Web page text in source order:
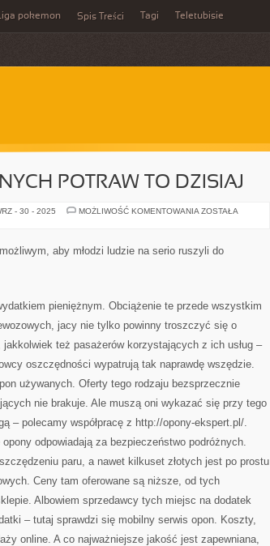
pokemon Spis Treści Tagi Teletubisie
POTRAW TO DZISIAJ
- 30 - 2025 MOŻLIWOŚĆ KOMENTOWANIA PICHCENIE
DZISIAJ
ZOSTAŁA
aby młodzi ludzie na serio ruszyli do
pieniężnym. Obciążenie te przede wszystkim
jacy nie tylko powinny troszczyć się o
jakkolwiek też pasażerów korzystających z ich usług –
oszczędności wypatrują tak naprawdę wszędzie.
używanych. Oferty tego rodzaju bezsprzecznie
nie brakuje. Ale muszą oni wykazać się przy tego
– polecamy współpracę z http://opony-ekspert.pl/.
odpowiadają za bezpieczeństwo podróżnych.
paru, a nawet kilkuset złotych jest po prostu
Ceny tam oferowane są niższe, od tych
Albowiem sprzedawcy tych miejsc na dodatek
– tutaj sprawdzi się mobilny serwis opon. Koszty,
online. A co najważniejsze jakość jest zapewniana,